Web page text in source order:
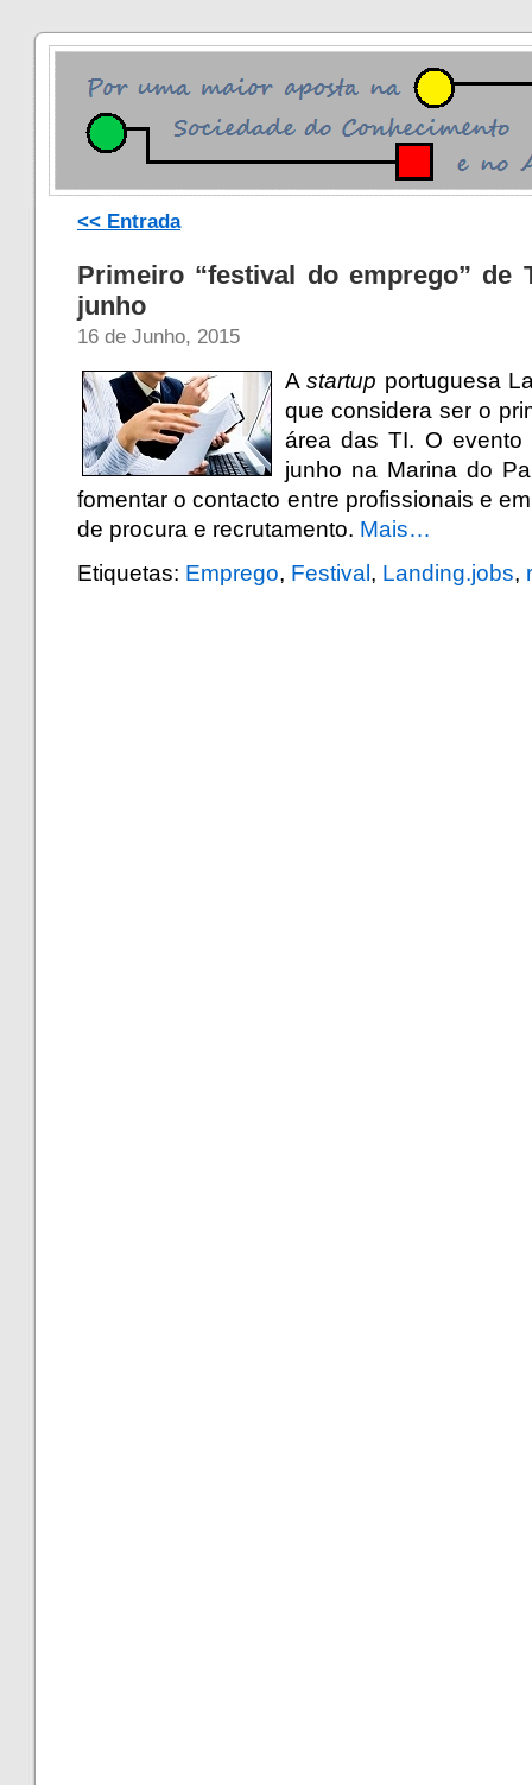
<< Entrada
Primeiro “festival do emprego” de
junho
16 de Junho, 2015
Astartup portuguesa
que considera ser o
área das TI. O
junho na Marina do
fomentar o contacto entre profissionais e
de procura e recrutamento. Mais…
Etiquetas: Emprego, Festival , Landing.jobs,